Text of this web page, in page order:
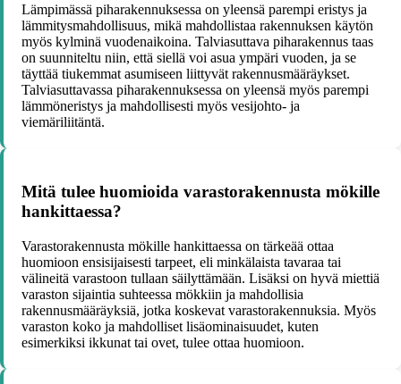
Lämpimässä piharakennuksessa on yleensä parempi eristys ja
lämmitysmahdollisuus, mikä mahdollistaa rakennuksen käytön
myös kylminä vuodenaikoina. Talviasuttava piharakennus taas
on suunniteltu niin, että siellä voi asua ympäri vuoden, ja se
täyttää tiukemmat asumiseen liittyvät rakennusmääräykset.
Talviasuttavassa piharakennuksessa on yleensä myös parempi
lämmöneristys ja mahdollisesti myös vesijohto- ja
viemäriliitäntä.
Mitä tulee huomioida varastorakennusta mökille
hankittaessa?
Varastorakennusta mökille hankittaessa on tärkeää ottaa
huomioon ensisijaisesti tarpeet, eli minkälaista tavaraa tai
välineitä varastoon tullaan säilyttämään. Lisäksi on hyvä miettiä
varaston sijaintia suhteessa mökkiin ja mahdollisia
rakennusmääräyksiä, jotka koskevat varastorakennuksia. Myös
varaston koko ja mahdolliset lisäominaisuudet, kuten
esimerkiksi ikkunat tai ovet, tulee ottaa huomioon.